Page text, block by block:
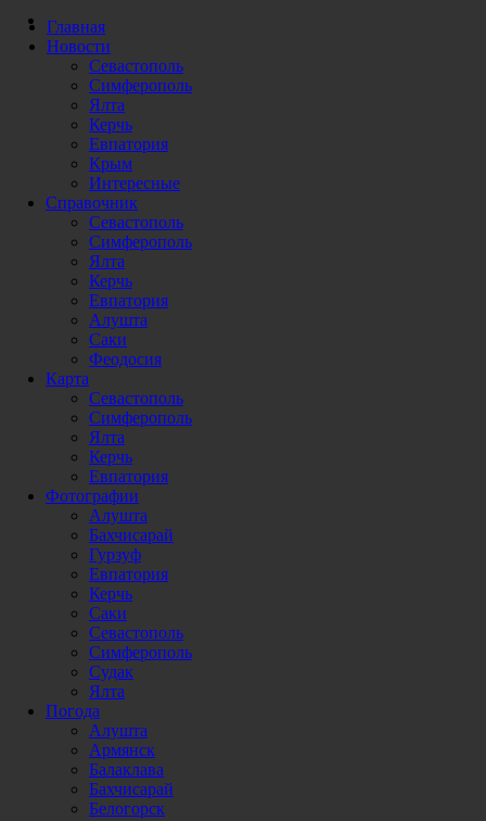
Главная
Новости
Севастополь
Симферополь
Ялта
Керчь
Евпатория
Крым
Интересные
Справочник
Севастополь
Симферополь
Ялта
Керчь
Евпатория
Алушта
Саки
Феодосия
Карта
Севастополь
Симферополь
Ялта
Керчь
Евпатория
Фотографии
Алушта
Бахчисарай
Гурзуф
Евпатория
Керчь
Саки
Севастополь
Симферополь
Судак
Ялта
Погода
Алушта
Армянск
Балаклава
Бахчисарай
Белогорск